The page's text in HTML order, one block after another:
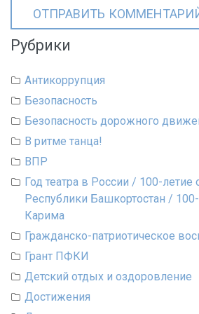
Рубрики
Антикоррупция
Безопасность
Безопасность дорожного
В ритме танца!
ВПР
Год театра в России / 100-летие
Республики Башкортостан /
Карима
Гражданско-патриотическое
Грант ПФКИ
Детский отдых и оздоровление
Достижения